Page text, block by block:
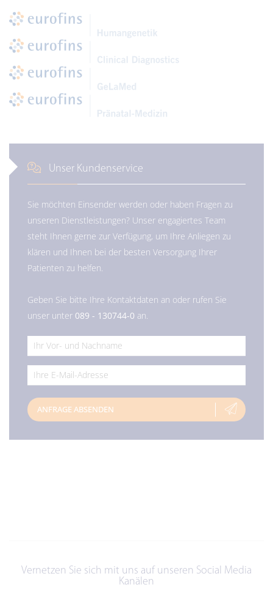
Unser Kundenservice
Sie möchten Einsender werden oder haben Fragen zu
unseren Dienstleistungen? Unser engagiertes Team
steht Ihnen gerne zur Verfügung, um Ihre Anliegen zu
klären und Ihnen bei der besten Versorgung Ihrer
Patienten zu helfen.
Geben Sie bitte Ihre Kontaktdaten an oder rufen Sie
unser unter 089 - 130744-0 an.
ANFRAGE ABSENDEN
Vernetzen Sie sich mit uns auf unseren Social Media
Kanälen